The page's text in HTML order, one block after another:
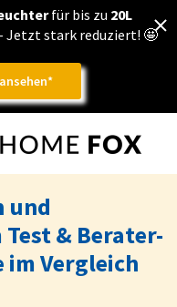
für bis zu 20L
Jetzt stark reduziert! 🤩
und
& Berater-
im Vergleich